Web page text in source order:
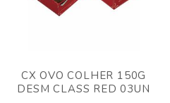
CX OVO COLHER 150G
DESM CLASS RED 03UN